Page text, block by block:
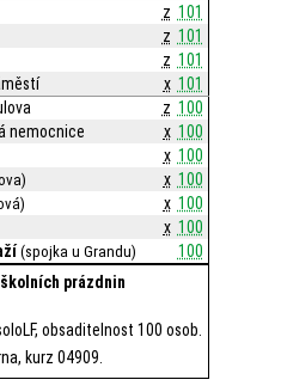
z 101
z 101
z 101
x 101
z 100
nemocnice x 100
x 100
x 100
x 100
x 100
(spojka u Grandu)
100
prázdnin
obsaditelnost 100 osob.
kurz 04909.